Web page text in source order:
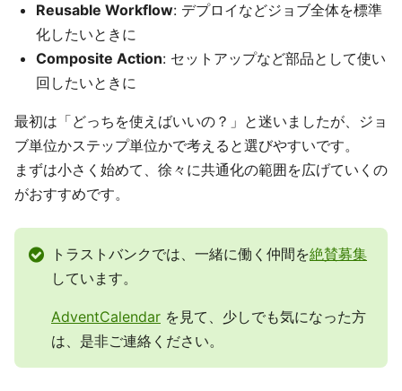
Reusable Workflow: デプロイなどジョブ全体を標準
化したいときに
Composite Action: セットアップなど部品として使い
回したいときに
最初は「どっちを使えばいいの？」と迷いましたが、ジョ
ブ単位かステップ単位かで考えると選びやすいです。
まずは小さく始めて、徐々に共通化の範囲を広げていくの
がおすすめです。
トラストバンクでは、一緒に働く仲間を絶賛募集
しています。
AdventCalendar を見て、少しでも気になった方
は、是非ご連絡ください。